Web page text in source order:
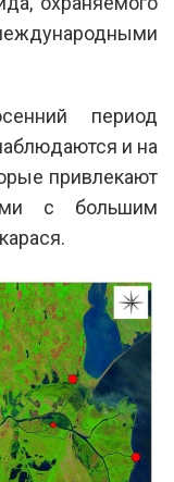
период
и на
привлекают
с большим